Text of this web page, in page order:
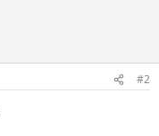
#2